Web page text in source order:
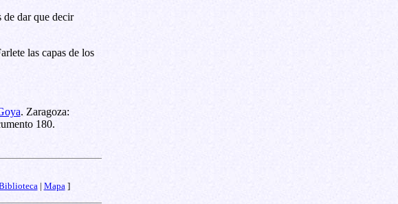
de dar que decir
las capas de los
. Zaragoza:
180.
| Mapa ]